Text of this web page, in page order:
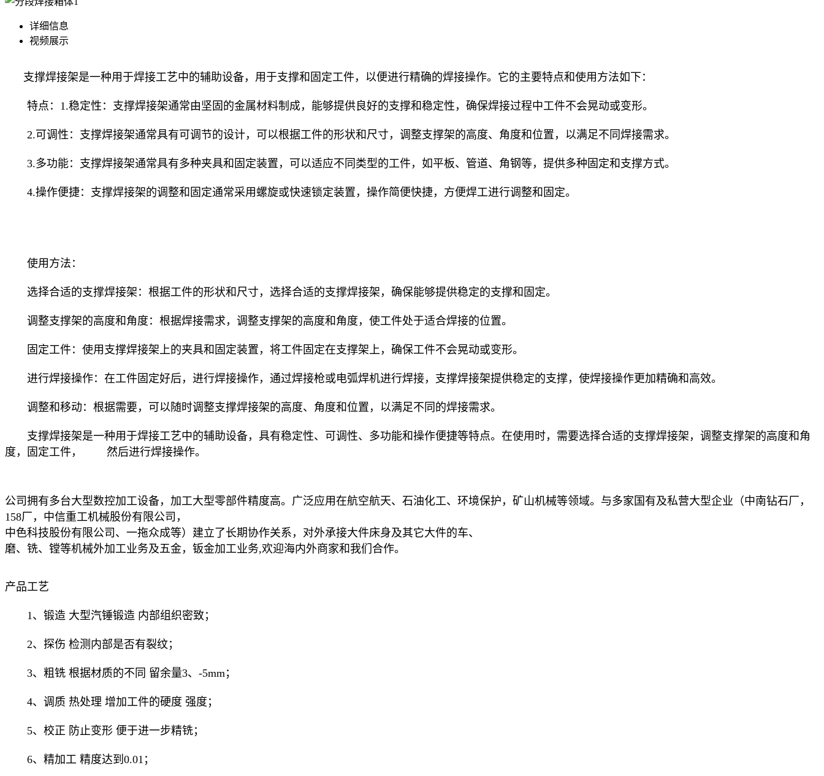
详细信息
视频展示
支撑焊接架是一种用于焊接工艺中的辅助设备，用于支撑和固定工件，以便进行精确的焊接操作。它的主要特点和使用方法如下：
特点：1.稳定性：支撑焊接架通常由坚固的金属材料制成，能够提供良好的支撑和稳定性，确保焊接过程中工件不会晃动或变形。
2.可调性：支撑焊接架通常具有可调节的设计，可以根据工件的形状和尺寸，调整支撑架的高度、角度和位置，以满足不同焊接需求。
3.多功能：支撑焊接架通常具有多种夹具和固定装置，可以适应不同类型的工件，如平板、管道、角钢等，提供多种固定和支撑方式。
4.操作便捷：支撑焊接架的调整和固定通常采用螺旋或快速锁定装置，操作简便快捷，方便焊工进行调整和固定。
使用方法：
选择合适的支撑焊接架：根据工件的形状和尺寸，选择合适的支撑焊接架，确保能够提供稳定的支撑和固定。
调整支撑架的高度和角度：根据焊接需求，调整支撑架的高度和角度，使工件处于适合焊接的位置。
固定工件：使用支撑焊接架上的夹具和固定装置，将工件固定在支撑架上，确保工件不会晃动或变形。
进行焊接操作：在工件固定好后，进行焊接操作，通过焊接枪或电弧焊机进行焊接，支撑焊接架提供稳定的支撑，使焊接操作更加精确和高效。
调整和移动：根据需要，可以随时调整支撑焊接架的高度、角度和位置，以满足不同的焊接需求。
支撑焊接架是一种用于焊接工艺中的辅助设备，具有稳定性、可调性、多功能和操作便捷等特点。在使用时，需要选择合适的支撑焊接架，调整支撑架的高度和角
度，固定工件， 然后进行焊接操作。
公司拥有多台大型数控加工设备，加工大型零部件精度高。广泛应用在航空航天、石油化工、环境保护，矿山机械等领域。与多家国有及私营大型企业（中南钻石厂，
158厂，中信重工机械股份有限公司，
中色科技股份有限公司、一拖众成等）建立了长期协作关系，对外承接大件床身及其它大件的车、
磨、铣、镗等机械外加工业务及五金，钣金加工业务,欢迎海内外商家和我们合作。
产品工艺
1、锻造 大型汽锤锻造 内部组织密致；
2、探伤 检测内部是否有裂纹；
3、粗铣 根据材质的不同 留余量3、-5mm；
4、调质 热处理 增加工件的硬度 强度；
5、校正 防止变形 便于进一步精铣；
6、精加工 精度达到0.01；